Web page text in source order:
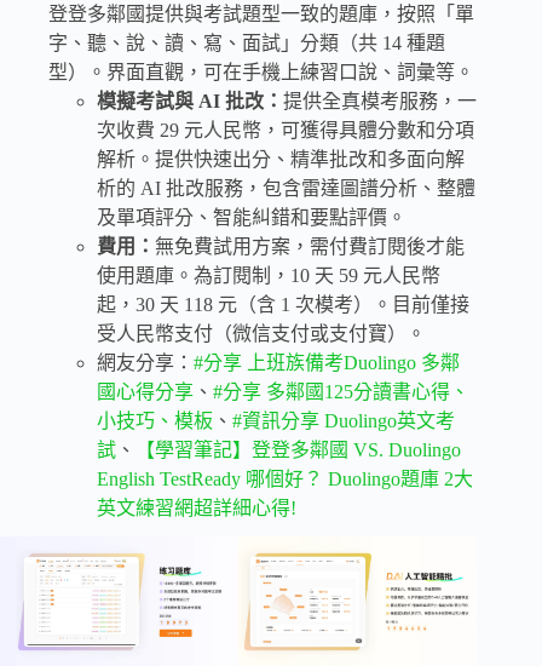
登登多鄰國提供與考試題型一致的題庫，按照「單
字、聽、說、讀、寫、面試」分類（共 14 種題
型）。界面直觀，可在手機上練習口說、詞彙等。
模擬考試與 AI 批改： 提供全真模考服務，一
次收費 29 元人民幣，可獲得具體分數和分項
解析。提供快速出分、精準批改和多面向解
析的 AI 批改服務，包含雷達圖譜分析、整體
及單項評分、智能糾錯和要點評價。
費用： 無免費試用方案，需付費訂閱後才能
使用題庫。為訂閱制，10 天 59 元人民幣
起，30 天 118 元（含 1 次模考）。目前僅接
受人民幣支付（微信支付或支付寶）。
網友分享： #分享 上班族備考Duolingo 多鄰
國心得分享 、 #分享 多鄰國125分讀書心得、
小技巧、模板 、 #資訊分享 Duolingo英文考
試 、
【學習筆記】登登多鄰國 VS. Duolingo
English TestReady 哪個好？ Duolingo題庫 2大
英文練習網超詳細心得!